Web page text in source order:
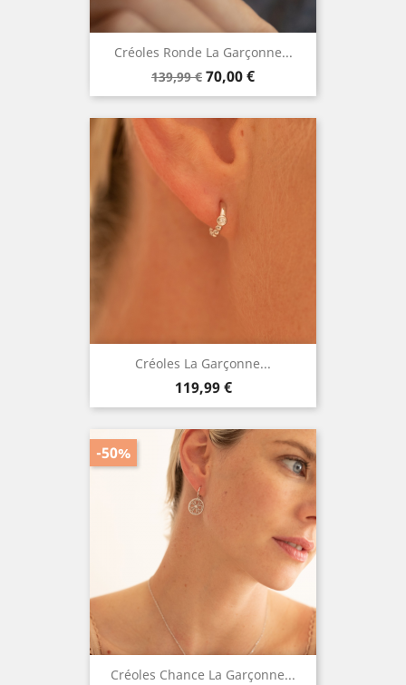
Créoles Ronde La Garçonne...
Prix
de
139,99 € Prix
70,00 €
Créoles La Garçonne...
Prix
119,99 €
Créoles Chance La Garçonne...
-50%